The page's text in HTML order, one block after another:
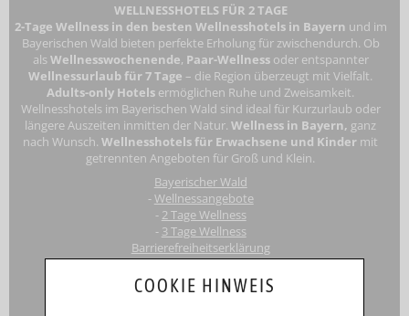
WELLNESSHOTELS FÜR 2 TAGE
2-Tage Wellness in den besten Wellnesshotels in Bayern und im
Bayerischen Wald bieten perfekte Erholung für zwischendurch. Ob
als Wellnesswochenende, Paar-Wellness oder entspannter
Wellnessurlaub für 7 Tage – die Region überzeugt mit Vielfalt.
Adults-only Hotels ermöglichen Ruhe und Zweisamkeit.
Wellnesshotels im Bayerischen Wald sind ideal für Kurzurlaub oder
längere Auszeiten inmitten der Natur.Wellness in Bayern, ganz
nach Wunsch.Wellnesshotels für Erwachsene und Kinder mit
getrennten Angeboten für Groß und Klein.
Bayerischer Wald
-Wellnessangebote
- 2 Tage Wellness
- 3 Tage Wellness
Barrierefreiheitserklärung
Registergericht: Amtsgericht Passau
COOKIE HINWEIS